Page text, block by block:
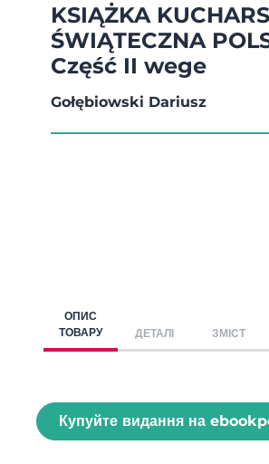
KSIĄŻKA
ŚWIĄTECZNA
Część II wege
Gołębiowski Dariusz
ОПИС
ТОВАРУ
ДЕТАЛІ ЗМІСТ
Купуйте видання на